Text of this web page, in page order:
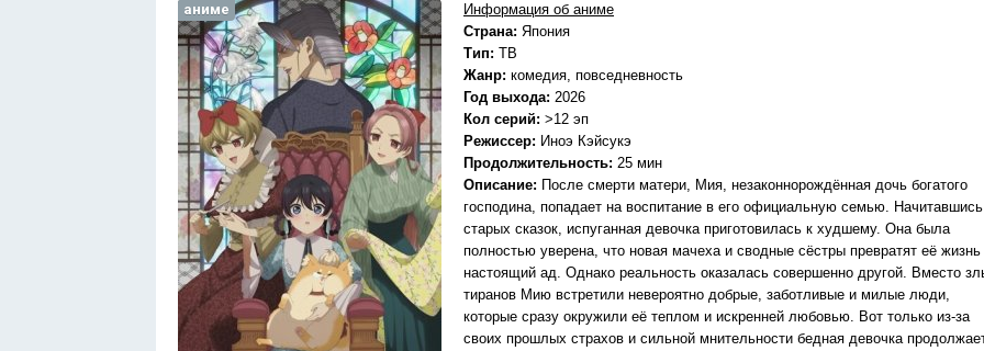
аниме
Информация об аниме
Страна: Япония
Тип: ТВ
Жанр: комедия, повседневность
Год выхода: 2026
Кол серий: >12 эп
Режиссер: Иноэ Кэйсукэ
Продолжительность: 25 мин
Описание: После смерти матери, Мия, незаконнорождённая дочь богатого
господина, попадает на воспитание в его официальную семью. Начитавшись
старых сказок, испуганная девочка приготовилась к худшему. Она была
полностью уверена, что новая мачеха и сводные сёстры превратят её жизнь
настоящий ад. Однако реальность оказалась совершенно другой. Вместо
тиранов Мию встретили невероятно добрые, заботливые и милые люди,
которые сразу окружили её теплом и искренней любовью. Вот только из-за
своих прошлых страхов и сильной мнительности бедная девочка